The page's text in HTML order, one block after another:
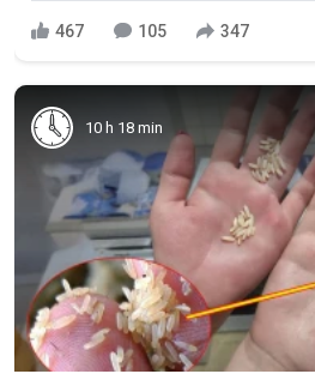
467 105 347
10 h 18 min